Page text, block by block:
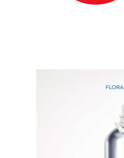
Масляные духи